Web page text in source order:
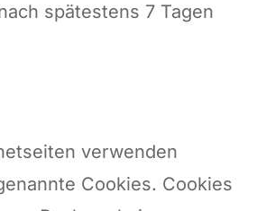
spätestens 7 Tagen
verwenden
Cookies. Cookies